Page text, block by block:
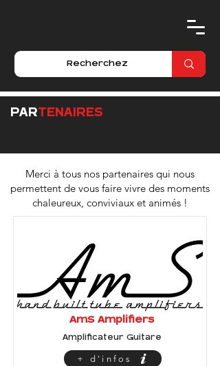
PARTENAIRES
Merci à tous nos partenaires qui nous
permettent de vous faire vivre des moments
chaleureux, conviviaux et animés !
AmS Amplifiers
Amplificateur Guitare
+ d'infos